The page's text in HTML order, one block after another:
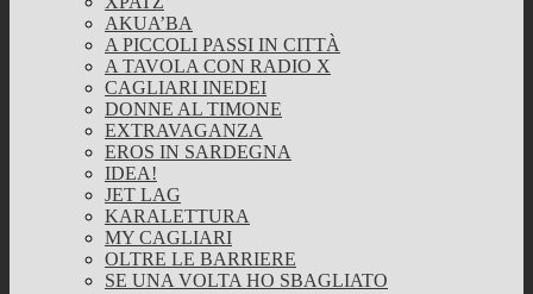
AKUA’BA
A PICCOLI PASSI IN CITTÀ
A TAVOLA CON RADIO X
CAGLIARI INEDEI
DONNE AL TIMONE
EXTRAVAGANZA
EROS IN SARDEGNA
IDEA!
JET LAG
KARALETTURA
MY CAGLIARI
OLTRE LE BARRIERE
SE UNA VOLTA HO SBAGLIATO